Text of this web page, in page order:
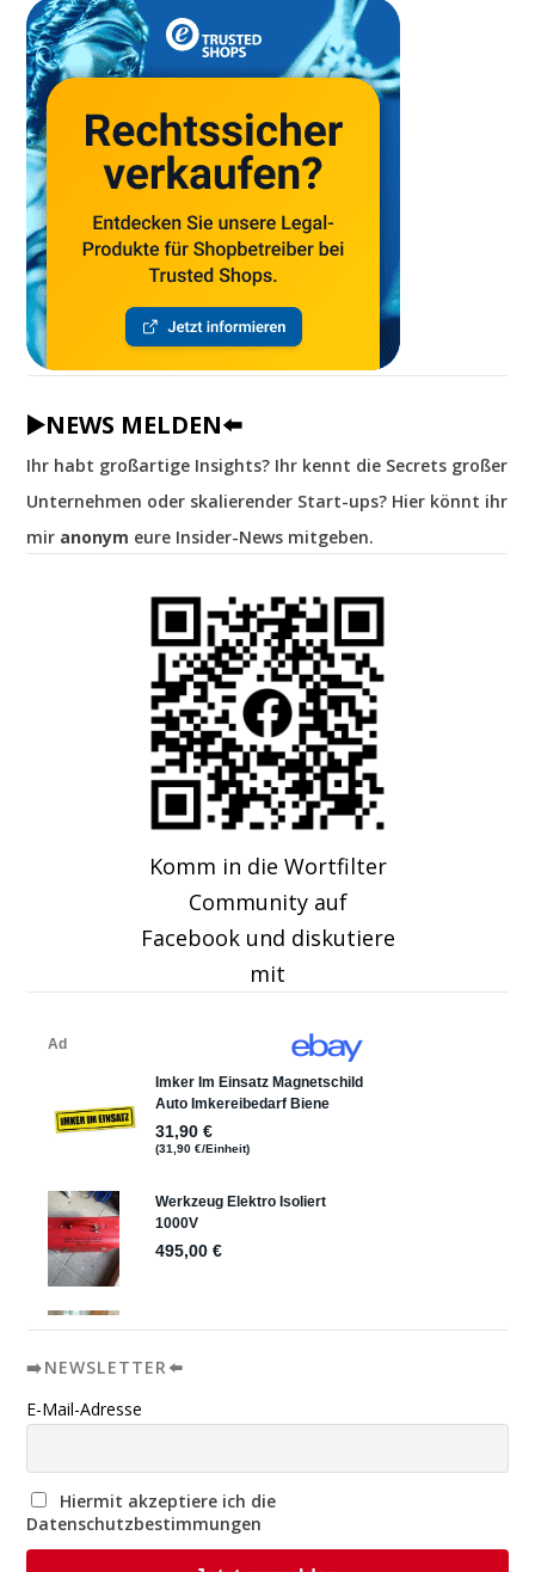
▶️NEWS MELDEN⬅️
Ihr habt großartige Insights? Ihr kennt die Secrets großer
Unternehmen oder skalierender Start-ups? Hier könnt ihr
mir anonym eure Insider-News mitgeben.
Komm in die Wortfilter
Community auf
Facebook und diskutiere
mit
➡️NEWSLETTER⬅️
E-Mail-Adresse
Hiermit akzeptiere ich die
Datenschutzbestimmungen